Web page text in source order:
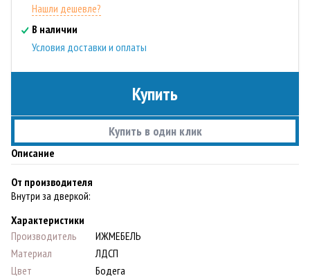
Нашли дешевле?
В наличии
Условия доставки и оплаты
Купить
Купить в один клик
Описание
От производителя
Внутри за дверкой:
Характеристики
Производитель
ИЖМЕБЕЛЬ
Материал
ЛДСП
Цвет
Бодега